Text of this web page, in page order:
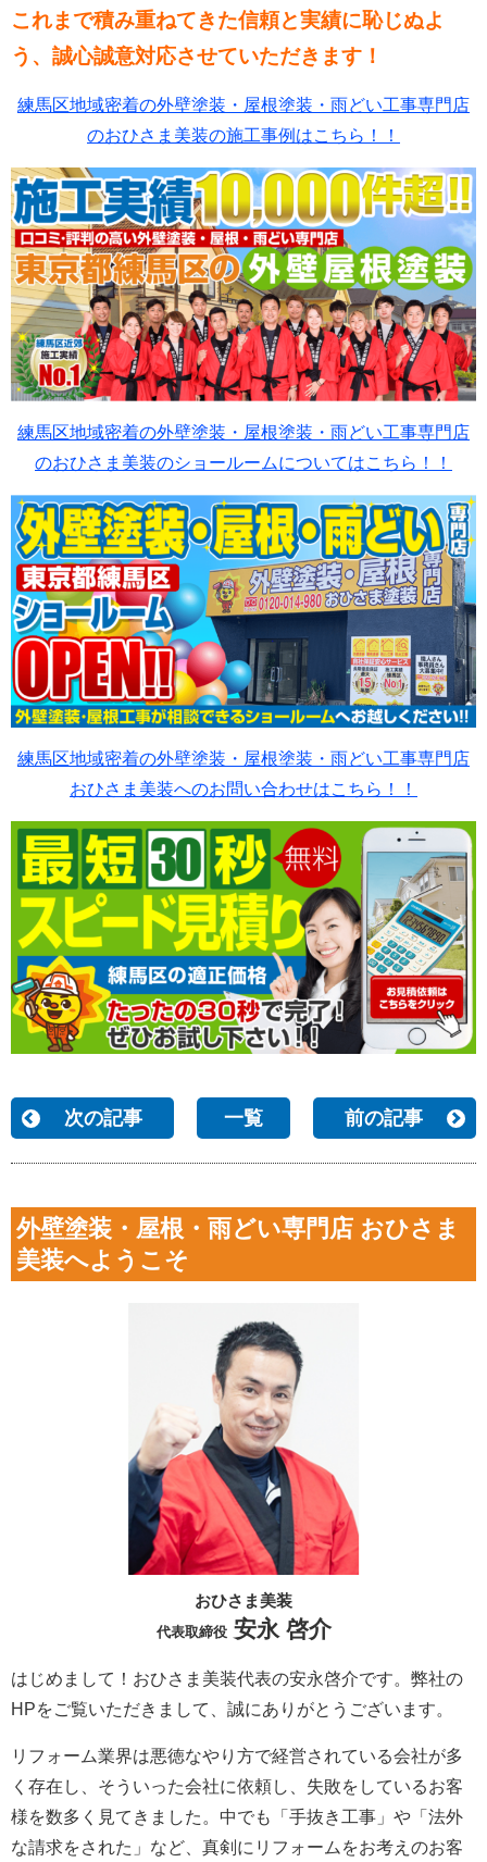
これまで積み重ねてきた信頼と実績に恥じぬよ
う、誠心誠意対応させていただきます！
練馬区地域密着の外壁塗装・屋根塗装・雨どい工事専門店
のおひさま美装の施工事例はこちら！！
練馬区地域密着の外壁塗装・屋根塗装・雨どい工事専門店
のおひさま美装のショールームについてはこちら！！
練馬区地域密着の外壁塗装・屋根塗装・雨どい工事専門店
おひさま美装へのお問い合わせはこちら！！
次の記事 一覧 前の記事
外壁塗装・屋根・雨どい専門店 おひさま
美装へようこそ
おひさま美装
代表取締役安永 啓介
はじめまして！おひさま美装代表の安永啓介です。弊社の
HPをご覧いただきまして、誠にありがとうございます。
リフォーム業界は悪徳なやり方で経営されている会社が多
く存在し、そういった会社に依頼し、失敗をしているお客
様を数多く見てきました。中でも「手抜き工事」や「法外
な請求をされた」など、真剣にリフォームをお考えのお客